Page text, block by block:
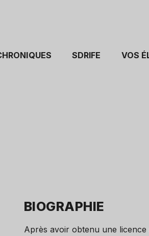
SDRIFE VOS
BIOGRAPHIE
Après avoir obtenu une licence